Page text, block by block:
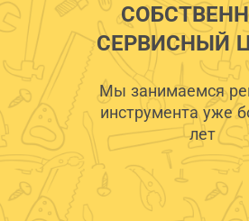
СЕРВИСНЫЙ
Мы занимаемся
инструмента уже
лет